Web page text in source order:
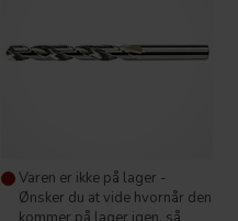
Varen er ikke på lager -
Ønsker du at vide hvornår den